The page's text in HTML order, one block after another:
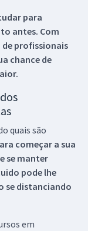
para
antes. Com
profissionais
chance de
quais são
começar a sua
se manter
pode lhe
se distanciando
em